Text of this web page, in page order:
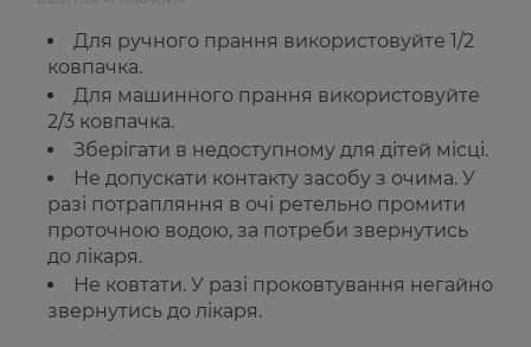
Для ручного прання використовуйте 1/2
ковпачка.
Для машинного прання використовуйте
2/3 ковпачка.
Зберігати в недоступному для дітей місці.
Не допускати контакту засобу з очима. У
разі потрапляння в очі ретельно промити
проточною водою, за потреби звернутись
до лікаря.
Не ковтати. У разі проковтування негайно
звернутись до лікаря.